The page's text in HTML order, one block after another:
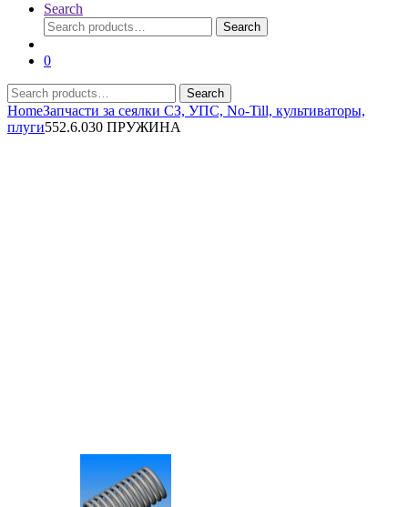
Search
Search
for:
Search
0
Search
for:
Search
HomeЗапчасти за сеялки СЗ, УПС, No-Till, культиваторы,
плуги552.6.030 ПРУЖИНА